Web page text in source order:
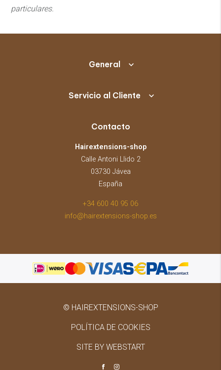
particulares.
General
Servicio al Cliente
Contacto
Hairextensions-shop
Calle Antoni Llido 2
03730 Jávea
España
+34 600 40 95 06
info@hairextensions-shop.es
© HAIREXTENSIONS-SHOP
POLÍTICA DE COOKIES
SITE BY WEBSTART